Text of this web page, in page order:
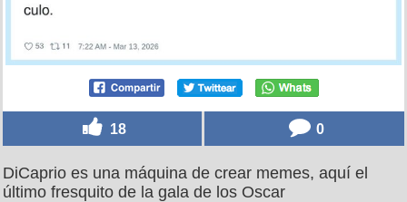
18 0
DiCaprio es una máquina de crear memes, aquí el
último fresquito de la gala de los Oscar